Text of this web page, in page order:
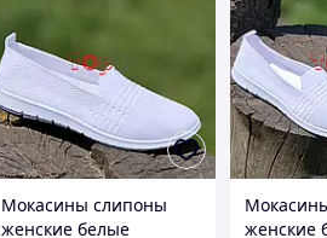
Мокасины слипоны
женские белые
женские